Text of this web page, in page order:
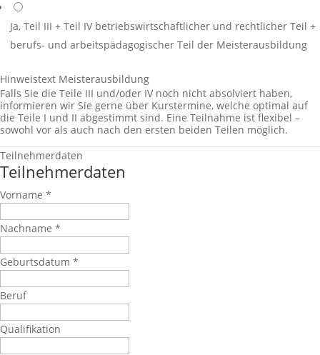
Ja, Teil III + Teil IV betriebswirtschaftlicher und rechtlicher Teil +
berufs- und arbeitspädagogischer Teil der Meisterausbildung
Hinweistext Meisterausbildung
Falls Sie die Teile III und/oder IV noch nicht absolviert haben,
informieren wir Sie gerne über Kurstermine, welche optimal auf
die Teile I und II abgestimmt sind. Eine Teilnahme ist flexibel –
sowohl vor als auch nach den ersten beiden Teilen möglich.
Teilnehmerdaten
Teilnehmerdaten
Vorname *
Nachname *
Geburtsdatum *
Beruf
Qualifikation